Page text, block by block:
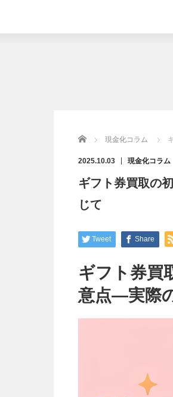
Home 現金化コラム
2025.10.03 現金化コラム
ギフト券買取の
じて
Tweet Share
ギフト券買
意点—実際